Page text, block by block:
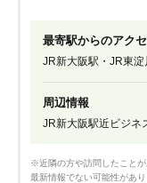
最寄駅からのアク
JR新大阪駅・JR東
周辺情報
JR新大阪駅近ビジネ
※近隣の方や訪問したことが
最新情報でない可能性があ